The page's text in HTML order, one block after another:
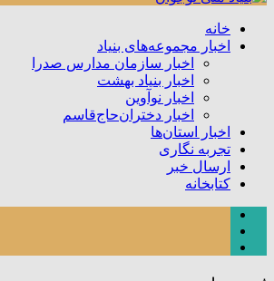
خانه
اخبار مجموعه‌های بنیاد
اخبار سازمان مدارس صدرا
اخبار بنیاد بهشت
اخبار نوآوین
اخبار دختران‌حاج‌قاسم
اخبار استان‌ها
تجربه نگاری
ارسال خبر
کتابخانه